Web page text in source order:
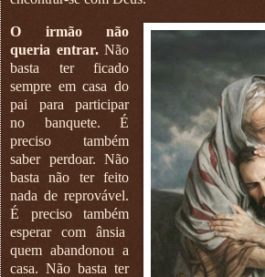
O irmão não
queria entrar.Não
basta ter ficado
sempre em casa do
pai para participar
no banquete. É
preciso também
saber perdoar. Não
basta não ter feito
nada de reprovável.
É preciso também
esperar com ânsia
quem abandonou a
casa. Não basta ter